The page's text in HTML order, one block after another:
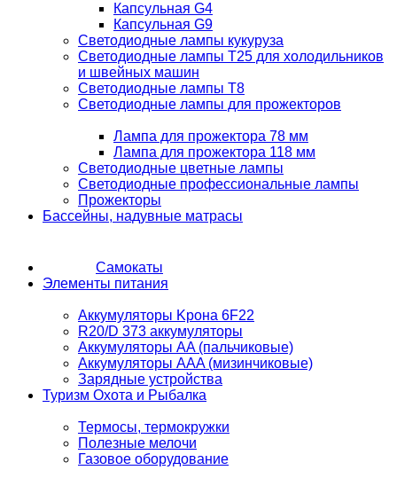
Капсульная G4
Капсульная G9
Светодиодные лампы кукуруза
Светодиодные лампы T25 для холодильников
и швейных машин
Светодиодные лампы T8
Светодиодные лампы для прожекторов
Лампа для прожектора 78 мм
Лампа для прожектора 118 мм
Светодиодные цветные лампы
Светодиодные профессиональные лампы
Прожекторы
Бассейны, надувные матрасы
Самокаты
Элементы питания
Аккумуляторы Kрона 6F22
R20/D 373 аккумуляторы
Аккумуляторы AA (пальчиковые)
Аккумуляторы AAA (мизинчиковые)
Зарядные устройства
Туризм Охота и Рыбалка
Термосы, термокружки
Полезные мелочи
Газовое оборудование